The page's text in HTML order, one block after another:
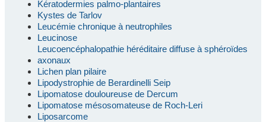
Kératodermies palmo-plantaires
Kystes de Tarlov
Leucémie chronique à neutrophiles
Leucinose
Leucoencéphalopathie héréditaire diffuse à sphéroïdes
axonaux
Lichen plan pilaire
Lipodystrophie de Berardinelli Seip
Lipomatose douloureuse de Dercum
Lipomatose mésosomateuse de Roch-Leri
Liposarcome